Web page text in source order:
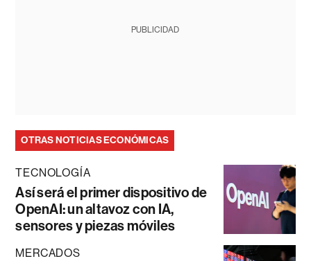
PUBLICIDAD
OTRAS NOTICIAS ECONÓMICAS
TECNOLOGÍA
Así será el primer dispositivo de
OpenAI: un altavoz con IA,
sensores y piezas móviles
MERCADOS